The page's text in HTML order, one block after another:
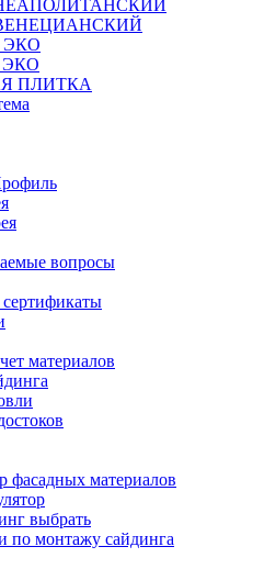
ПЛИТКА
вопросы
материалов
фасадных материалов
выбрать
по монтажу сайдинга